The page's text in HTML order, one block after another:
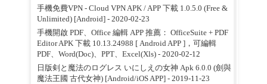
手機免費VPN - Cloud VPN APK / APP 下載 1.0.5.0 (Free &
Unlimited) [Android]- 2020-02-23
手機開啟 PDF、Office 編輯 APP 推薦： OfficeSuite + PDF
Editor APK 下載 10.13.24988 [ Android APP ]，可編輯
PDF、Word(Doc)、PPT、Excel(Xls)- 2020-02-12
日版剣と魔法のログレス いにしえの女神 Apk 6.0.0 (劍與
魔法王國 古代女神) [Android/iOS APP]- 2019-11-23